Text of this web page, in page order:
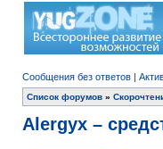
Сообщения без ответов |
Список форумов »
Alergyx –